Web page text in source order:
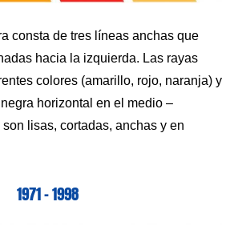
consta de tres líneas anchas que
hacia la izquierda. Las rayas
colores (amarillo, rojo, naranja) y
horizontal en el medio –
lisas, cortadas, anchas y en
1971 – 1998